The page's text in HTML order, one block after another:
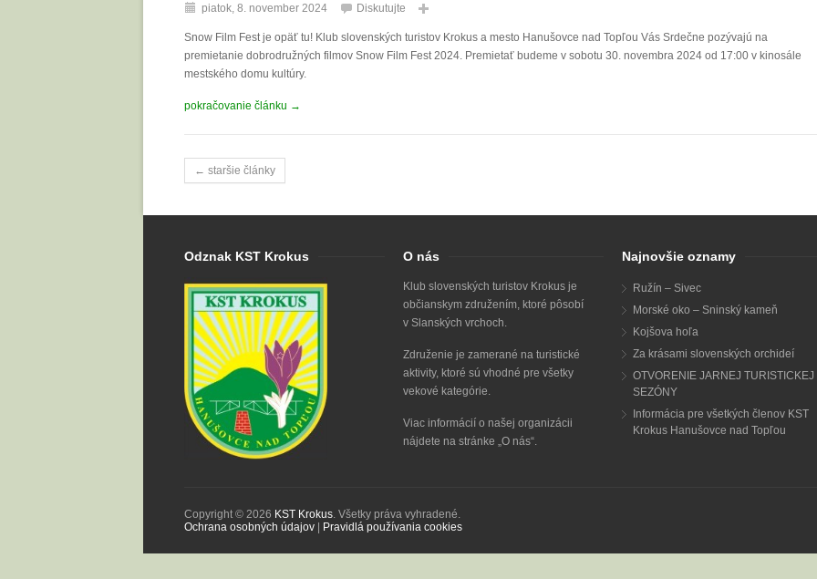
piatok, 8. november 2024 Diskutujte
Snow Film Fest je opäť tu! Klub slovenských turistov Krokus a mesto Hanušovce nad Topľou Vás Srdečne pozývajú na
premietanie dobrodružných filmov Snow Film Fest 2024. Premietať budeme v sobotu 30. novembra 2024 od 17:00 v kinosále
mestského domu kultúry.
pokračovanie článku →
← staršie články
Odznak KST Krokus O nás
Klub slovenských turistov Krokus je
občianskym združením, ktoré pôsobí
v Slanských vrchoch.
Združenie je zamerané na turistické
aktivity, ktoré sú vhodné pre všetky
vekové kategórie.
Viac informácií o našej organizácii
nájdete na stránke „ O nás“.
Najnovšie oznamy
Ružín – Sivec
Morské oko – Sninský kameň
Kojšova hoľa
Za krásami slovenských orchideí
OTVORENIE JARNEJ TURISTICKEJ
SEZÓNY
Informácia pre všetkých členov KST
Krokus Hanušovce nad Topľou
Copyright © 2026 KST Krokus . Všetky práva vyhradené.
Ochrana osobných údajov | Pravidlá používania cookies